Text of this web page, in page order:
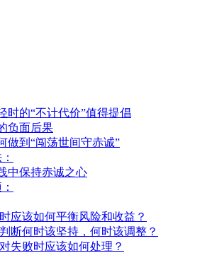
时的“不计代价”值得提倡
负面后果
做到“闯荡世间守赤诚”
中保持赤诚之心
应该如何平衡风险和收益？
断何时该坚持，何时该调整？
失败时应该如何处理？